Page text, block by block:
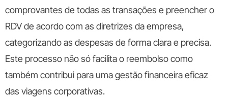
comprovantes de todas as transações e preencher o
RDV de acordo com as diretrizes da empresa,
categorizando as despesas de forma clara e precisa.
Este processo não só facilita o reembolso como
também contribui para uma gestão financeira eficaz
das viagens corporativas.